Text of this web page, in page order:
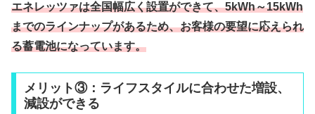
エネレッツァは全国幅広く設置ができて、5kWh～15kWh
までのラインナップがあるため、お客様の要望に応えられ
る蓄電池になっています。
メリット③：ライフスタイルに合わせた増設、
減設ができる